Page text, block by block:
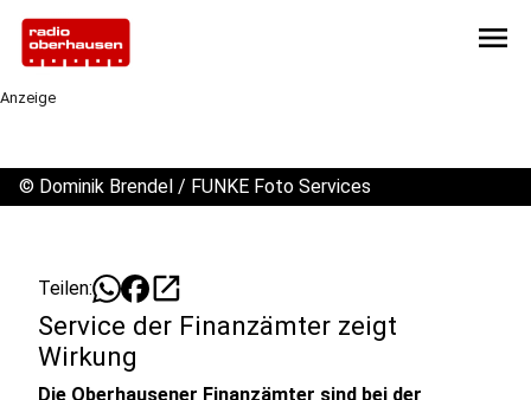
menu
Anzeige
© Dominik Brendel / FUNKE Foto Services
Teilen: open_in_new
Service der Finanzämter zeigt
Wirkung
Die Oberhausener Finanzämter sind bei der